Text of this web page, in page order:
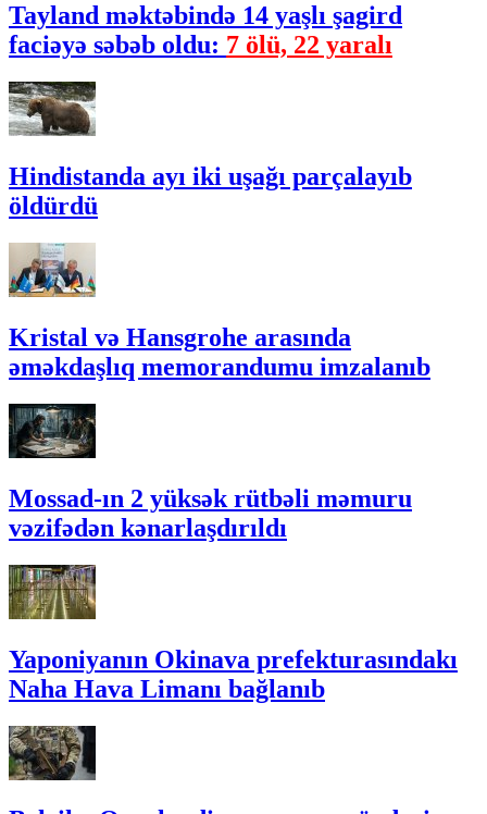
Tayland məktəbində 14 yaşlı şagird
faciəyə səbəb oldu: 7 ölü, 22 yaralı
Hindistanda ayı iki uşağı parçalayıb
öldürdü
Kristal və Hansgrohe arasında
əməkdaşlıq memorandumu imzalanıb
Mossad-ın 2 yüksək rütbəli məmuru
vəzifədən kənarlaşdırıldı
Yaponiyanın Okinava prefekturasındakı
Naha Hava Limanı bağlanıb